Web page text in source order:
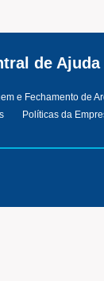
de Ajuda
e Fechamento de
Políticas da